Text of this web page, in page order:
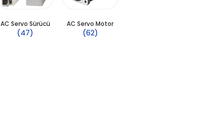
AC Servo Sürücü
(47)
AC Servo Motor
(62)